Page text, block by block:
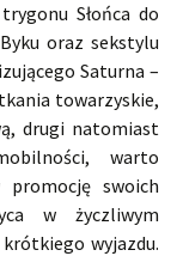
Słońca do
oraz sekstylu
Saturna –
towarzyskie,
drugi natomiast
warto
swoich
w życzliwym
wyjazdu.